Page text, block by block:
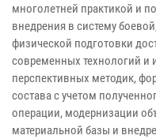
многолетней практикой и
внедрения в систему
физической подготовки
современных технологий
перспективных методик,
состава с учетом
операции, модернизации
материальной базы и